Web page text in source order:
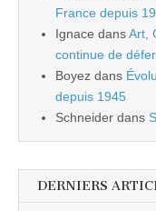
France depuis
Ignace dansArt,
continue de
Boyez dans
depuis 1945
Schneider dans
DERNIERS